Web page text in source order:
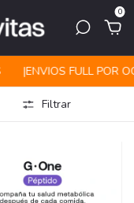
0
|ㅤㅤENVIOS FULL
Filtrar